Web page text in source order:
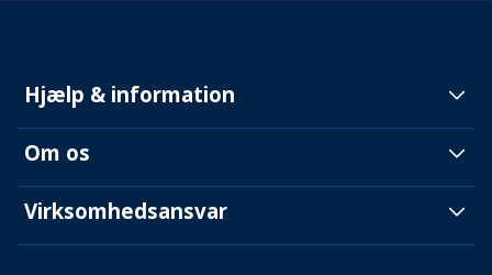
Hjælp & information
Om os
Virksomhedsansvar